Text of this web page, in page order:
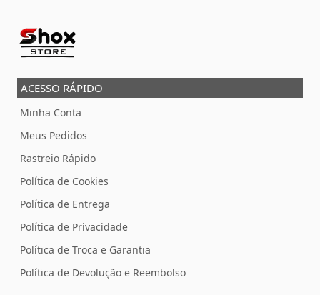
ACESSO RÁPIDO
Minha Conta
Meus Pedidos
Rastreio Rápido
Política de Cookies
Política de Entrega
Política de Privacidade
Política de Troca e Garantia
Política de Devolução e Reembolso